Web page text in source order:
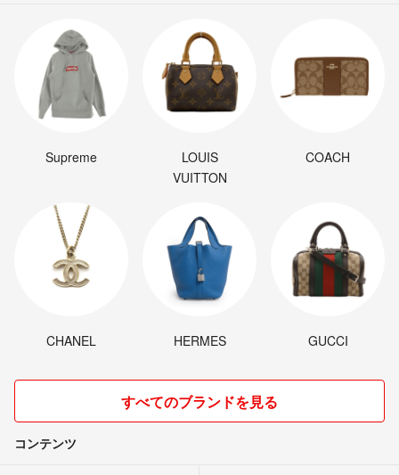
Supreme
LOUIS
VUITTON
COACH
CHANEL HERMES GUCCI
すべてのブランドを見る
コンテンツ